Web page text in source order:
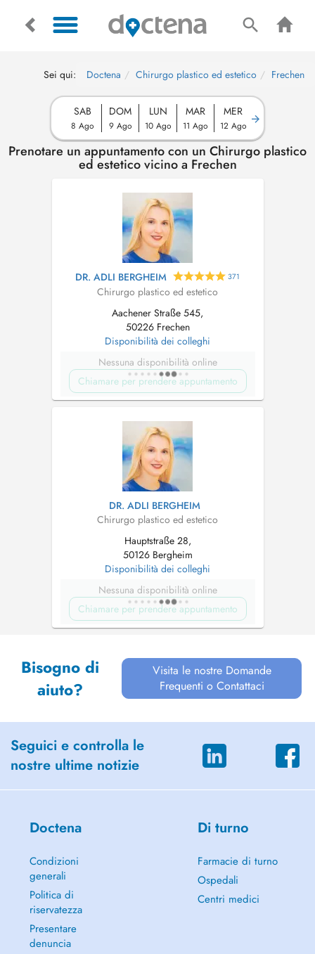
Sei qui: Doctena Chirurgo plastico ed estetico Frechen
SAB
8 Ago
DOM
9 Ago
LUN
10 Ago
MAR
11 Ago
MER
12 Ago
Prenotare un appuntamento con un Chirurgo plastico
ed estetico vicino a Frechen
DR. ADLI BERGHEIM 371
Chirurgo plastico ed estetico
Aachener Straße 545,
50226 Frechen
Disponibilità dei colleghi
Nessuna disponibilità online
Chiamare per prendere appuntamento
DR. ADLI BERGHEIM
Chirurgo plastico ed estetico
Hauptstraße 28,
50126 Bergheim
Disponibilità dei colleghi
Nessuna disponibilità online
Chiamare per prendere appuntamento
Bisogno di
aiuto?
Visita le nostre Domande
Frequenti o Contattaci
Seguici e controlla le
nostre ultime notizie
Doctena
Condizioni
generali
Politica di
riservatezza
Presentare
denuncia
Di turno
Farmacie di turno
Ospedali
Centri medici